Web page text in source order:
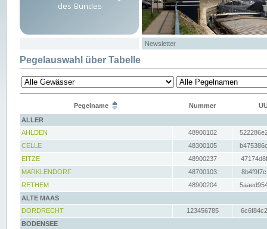
Newsletter
Pegelauswahl über Tabelle
Pegelname Nummer
ALLER
AHLDEN
48900102
CELLE
48300105
EITZE
48900237
MARKLENDORF
48700103
RETHEM
48900204
ALTE MAAS
DORDRECHT
123456785
BODENSEE